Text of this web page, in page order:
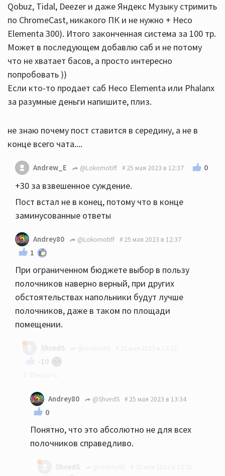
Qobuz, Tidal, Deezer и даже Яндекс Музыку стримить
по ChromeCast, никакого ПК и не нужно + Heco
Elementa 300). Итого законченная система за 100 тр.
Может в последующем добавлю саб и не потому
что не хватает басов, а просто интересно
попробовать ))
Если кто-то продает саб Heco Elementa или Phalanx
за разумные деньги напишите, плиз.
не знаю почему пост ставится в середину, а не в
конце всего чата....
Andrew_E @Lokomotiff 25 мая 2023 в 12:37 0
+30 за взвешенное суждение.
Пост встал не в конец, потому что в конце
заминусованные ответы
Andrey80 @Lokomotiff 25 мая 2023 в 12:37
1
При ограниченном бюджете выбор в пользу
полочников наверно верный, при других
обстоятельствах напольники будут лучше
полочников, даже в таком по площади
помещении.
ShvedS
-10
Если честно и субъективно, то спорно... У меня
18квм кдп, 610ые полочник умудрились завести
помещение, пока муж не доделал подготовку
дополнительно, те же 630 или целаны
напольники вообще бы порвали думаю, так что
мое имхо: до 20-22 квм никаких напольников...
Andrey80 @ShvedS 25 мая 2023 в 13:34
0
Понятно, что это абсолютно не для всех
полочников справедливо.
ShvedS